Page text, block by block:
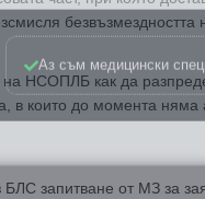
безвъзмездността
НСОПЛБ как да
в които до момента
БЛС запитване от МЗ за
Аз съм медицински